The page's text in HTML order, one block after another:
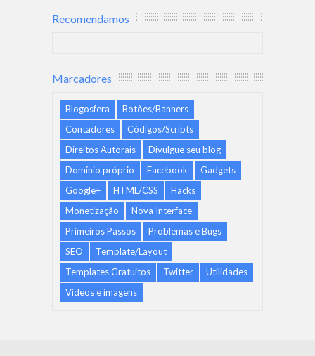
Recomendamos
Marcadores
Blogosfera
Botões/Banners
Contadores
Códigos/Scripts
Direitos Autorais
Divulgue seu blog
Domínio próprio
Facebook
Gadgets
Google+
HTML/CSS
Hacks
Monetização
Nova Interface
Primeiros Passos
Problemas e Bugs
SEO
Template/Layout
Templates Gratuitos
Twitter
Utilidades
Vídeos e imagens